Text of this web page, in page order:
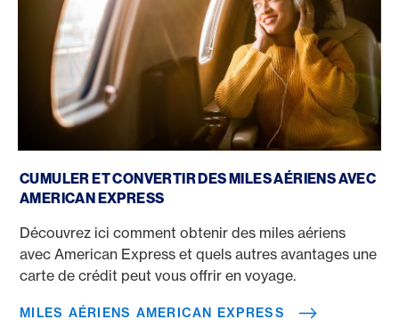
CUMULER ET CONVERTIR DES MILES AÉRIENS AVEC
AMERICAN EXPRESS
Découvrez ici comment obtenir des miles aériens
avec American Express et quels autres avantages une
carte de crédit peut vous offrir en voyage.
MILES AÉRIENS AMERICAN EXPRESS